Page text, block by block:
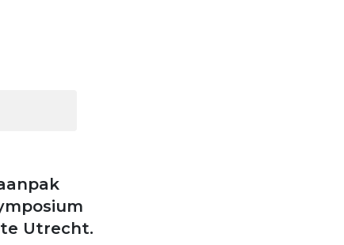
te Utrecht.